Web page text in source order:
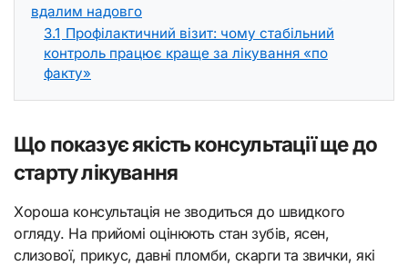
вдалим надовго
3.1 Профілактичний візит: чому стабільний
контроль працює краще за лікування «по
факту»
Що показує якість консультації ще до
старту лікування
Хороша консультація не зводиться до швидкого
огляду. На прийомі оцінюють стан зубів, ясен,
слизової, прикус, давні пломби, скарги та звички, які